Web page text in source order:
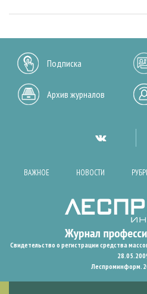
Подписка
Архив журналов
ВАЖНОЕ НОВОСТИ
Свидетельство о регистрации средства
Леспроминформ.